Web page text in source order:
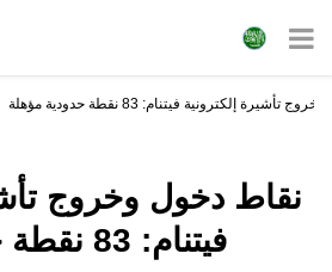
إلكترونية فيتنام: 83 نقطة حدودية مؤهلة
نقاط دخول وخروج
فيتنام: 83 نقطة حدودية مؤهلة